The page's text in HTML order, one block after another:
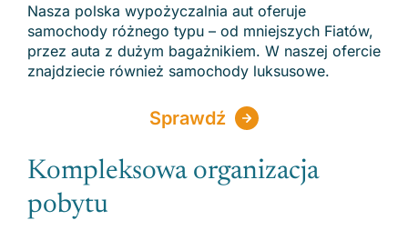
Nasza polska wypożyczalnia aut oferuje
samochody różnego typu – od mniejszych Fiatów,
przez auta z dużym bagażnikiem. W naszej ofercie
znajdziecie również samochody luksusowe.
Sprawdź
Kompleksowa organizacja
pobytu